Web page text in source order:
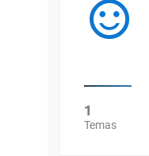
1
Temas